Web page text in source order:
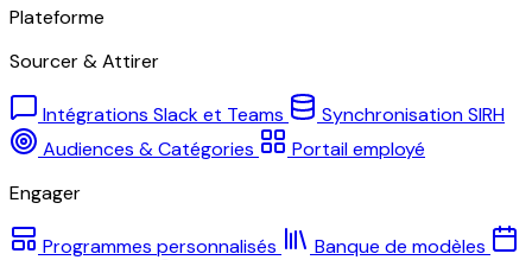
Plateforme
Sourcer & Attirer
Intégrations Slack et Teams
Synchronisation SIRH
Audiences & Catégories
Portail employé
Engager
Programmes personnalisés
Banque de modèles